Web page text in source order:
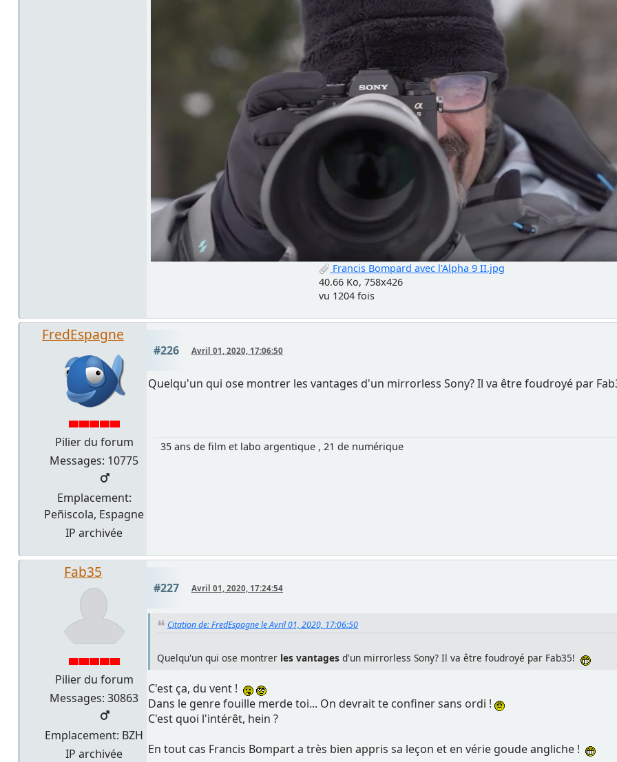
Francis Bompard avec l'Alpha 9 II.jpg
40.66 Ko, 758x426
vu 1204 fois
FredEspagne
Pilier du forum
Messages: 10775
Emplacement:
Peñiscola, Espagne
IP archivée
#226 Avril 01, 2020, 17:06:50
Quelqu'un qui ose montrer les vantages d'un mirrorless Sony? Il va être foudroyé par
35 ans de film et labo argentique , 21 de numérique
Fab35
Pilier du forum
Messages: 30863
Emplacement: BZH
IP archivée
#227 Avril 01, 2020, 17:24:54
Citation de: FredEspagne le Avril 01, 2020, 17:06:50
Quelqu'un qui ose montrer les vantages d'un mirrorless Sony? Il va être foudroyé par Fab35!
C'est ça, du vent !
Dans le genre fouille merde toi... On devrait te confiner sans ordi !
C'est quoi l'intérêt, hein ?
En tout cas Francis Bompart a très bien appris sa leçon et en vérie goude angliche !